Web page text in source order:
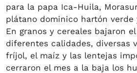
para la papa Ica-Huila,
plátano dominico hartón verde
En granos y cereales bajaron
diferentes calidades, diversas
fríjol, el maíz y las lentejas
cerraron el mes a la baja los